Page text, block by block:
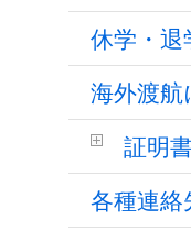
休学・退
海外渡航
証明
各種連絡